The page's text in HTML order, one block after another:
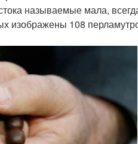
называемые мала,
изображены 108